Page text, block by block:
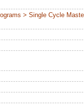
> Single Cycle